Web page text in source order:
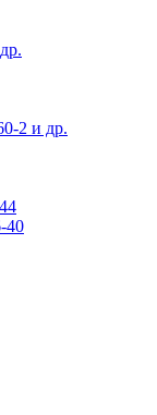
2 и др.
40